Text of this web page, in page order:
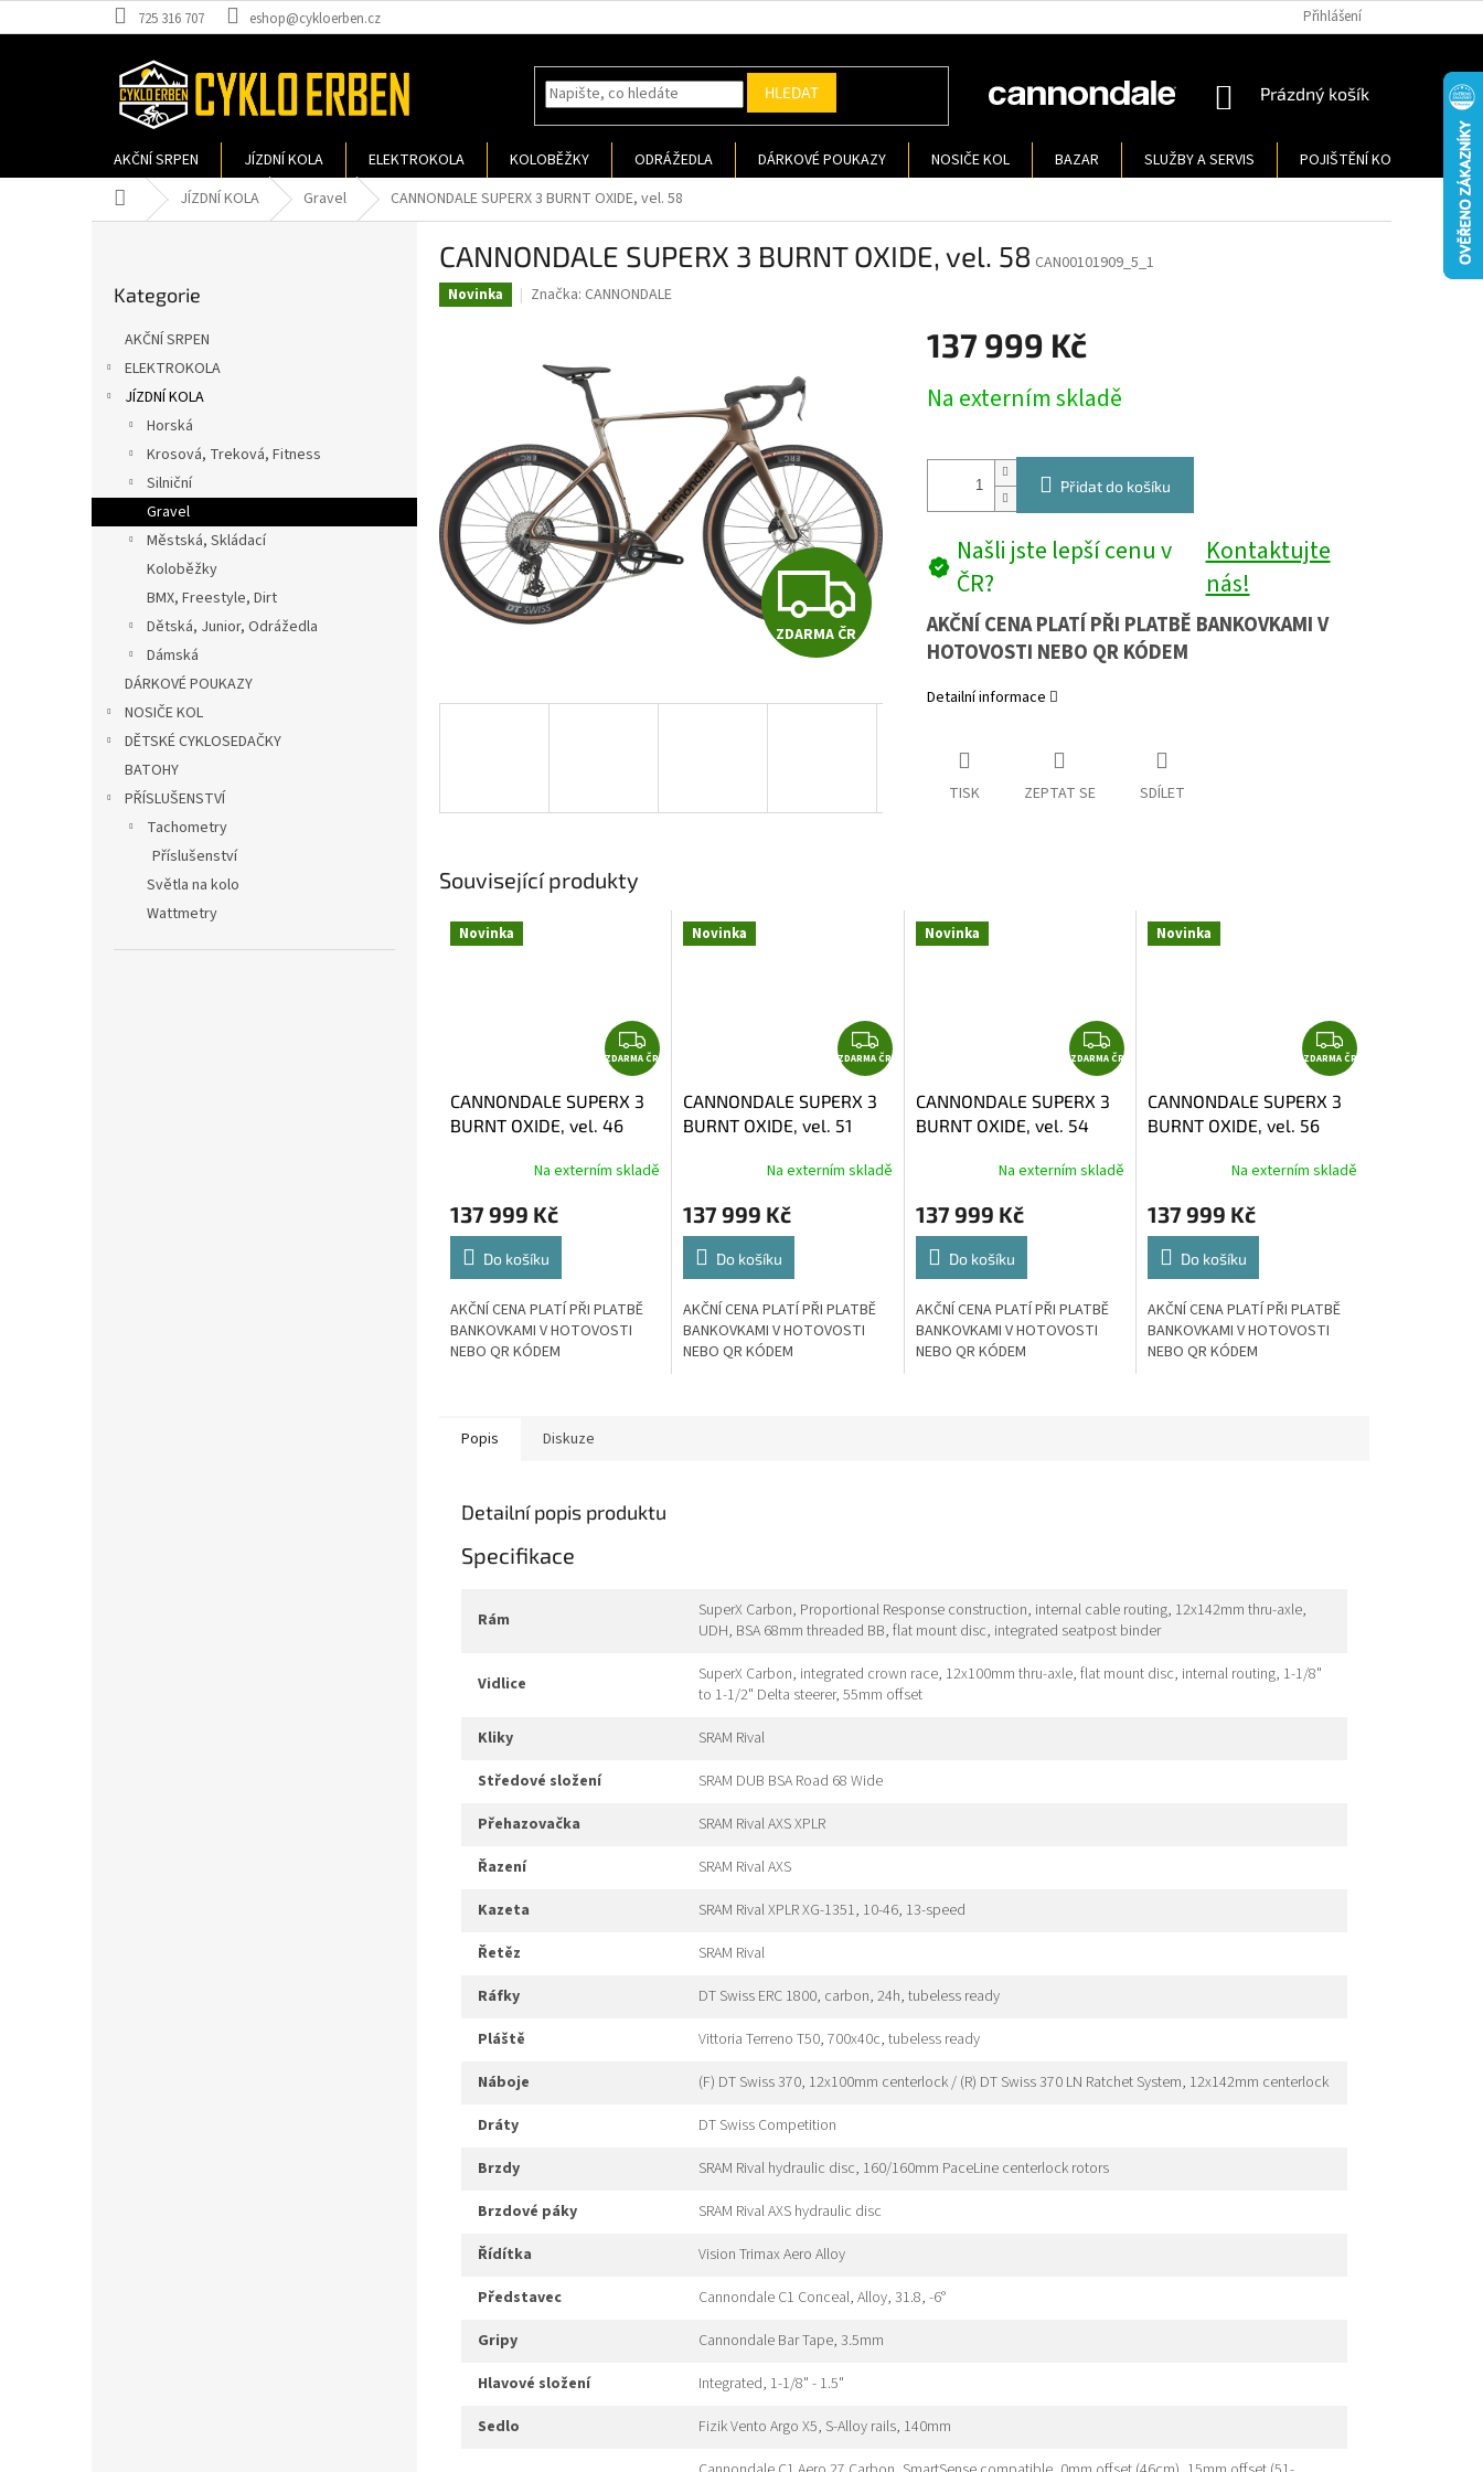
na
725 316 707 eshop@cykloerben.cz Přihlášení
HLEDAT
NÁKUPNÍ
Prázdný košík
AKČNÍ SRPEN JÍZDNÍ KOLA ELEKTROKOLA KOLOBĚŽKY ODRÁŽEDLA DÁRKOVÉ POUKAZY NOSIČE KOL BAZAR SLUŽBY A SERVIS POJIŠTĚNÍ KOL
Domů JÍZDNÍ KOLA Gravel CANNONDALE SUPERX 3 BURNT OXIDE, vel. 58
n
e
kategorie
Kategorie
AKČNÍ SRPEN
ELEKTROKOLA
JÍZDNÍ KOLA
Horská
Krosová, Treková, Fitness
Silniční
Gravel
Městská, Skládací
Koloběžky
BMX, Freestyle, Dirt
Dětská, Junior, Odrážedla
Dámská
DÁRKOVÉ POUKAZY
NOSIČE KOL
DĚTSKÉ CYKLOSEDAČKY
BATOHY
PŘÍSLUŠENSTVÍ
Tachometry
Příslušenství
Světla na kolo
Wattmetry
CANNONDALE SUPERX 3 BURNT OXIDE, vel. 58 CAN00101909_5_1
Novinka Značka: CANNONDALE
Z
D
R
M
ZDARMA ČR
137 999 Kč
cena:
Na externím skladě
Přidat do košíku
Našli jste lepší cenu v
ČR?
Kontaktujte
nás!
AKČNÍ CENA PLATÍ PŘI PLATBĚ BANKOVKAMI V
HOTOVOSTI NEBO QR KÓDEM
Detailní informace
TISK ZEPTAT SE SDÍLET
Související produkty
Novinka
Z
D
A
ZDARMA ČR
CANNONDALE SUPERX 3
BURNT OXIDE, vel. 46
Na externím skladě
137 999 Kč
Do košíku
AKČNÍ CENA PLATÍ PŘI PLATBĚ
BANKOVKAMI V HOTOVOSTI
NEBO QR KÓDEM
Novinka
Z
D
A
ZDARMA ČR
CANNONDALE SUPERX 3
BURNT OXIDE, vel. 51
Na externím skladě
137 999 Kč
Do košíku
AKČNÍ CENA PLATÍ PŘI PLATBĚ
BANKOVKAMI V HOTOVOSTI
NEBO QR KÓDEM
Novinka
Z
D
A
ZDARMA ČR
CANNONDALE SUPERX 3
BURNT OXIDE, vel. 54
Na externím skladě
137 999 Kč
Do košíku
AKČNÍ CENA PLATÍ PŘI PLATBĚ
BANKOVKAMI V HOTOVOSTI
NEBO QR KÓDEM
Novinka
Z
D
A
ZDARMA ČR
CANNONDALE SUPERX 3
BURNT OXIDE, vel. 56
Na externím skladě
137 999 Kč
Do košíku
AKČNÍ CENA PLATÍ PŘI PLATBĚ
BANKOVKAMI V HOTOVOSTI
NEBO QR KÓDEM
Popis Diskuze
Detailní popis produktu
Specifikace
rám
SuperX Carbon, Proportional Response construction, internal cable routing, 12x142mm thru-axle,
UDH, BSA 68mm threaded BB, flat mount disc, integrated seatpost binder
vidlice
SuperX Carbon, integrated crown race, 12x100mm thru-axle, flat mount disc, internal routing, 1-1/8"
to 1-1/2" Delta steerer, 55mm offset
kliky
SRAM Rival
středové složení
SRAM DUB BSA Road 68 Wide
přehazovačka
SRAM Rival AXS XPLR
řazení
SRAM Rival AXS
kazeta
SRAM Rival XPLR XG-1351, 10-46, 13-speed
řetěz
SRAM Rival
ráfky
DT Swiss ERC 1800, carbon, 24h, tubeless ready
pláště
Vittoria Terreno T50, 700x40c, tubeless ready
náboje
(F) DT Swiss 370, 12x100mm centerlock / (R) DT Swiss 370 LN Ratchet System, 12x142mm centerlock
dráty
DT Swiss Competition
brzdy
SRAM Rival hydraulic disc, 160/160mm PaceLine centerlock rotors
brzdové páky
SRAM Rival AXS hydraulic disc
řídítka
Vision Trimax Aero Alloy
představec
Cannondale C1 Conceal, Alloy, 31.8, -6°
gripy
Cannondale Bar Tape, 3.5mm
hlavové složení
Integrated, 1-1/8" - 1.5"
sedlo
Fizik Vento Argo X5, S-Alloy rails, 140mm